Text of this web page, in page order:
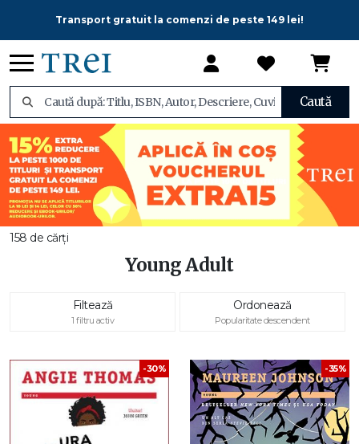
Transport gratuit la comenzi de peste 149 lei!
Caută
158 de cărți
Young Adult
Filtează
1 filtru activ
Ordonează
Popularitate descendent
-30% -35%